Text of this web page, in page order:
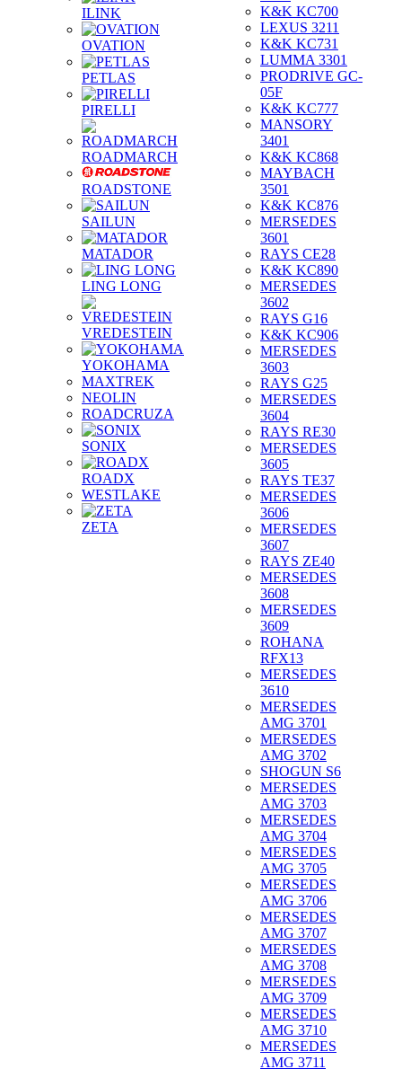
ILINK
OVATION
PETLAS
PIRELLI
ROADMARCH
ROADSTONE
SAILUN
MATADOR
LING LONG
VREDESTEIN
YOKOHAMA
MAXTREK
NEOLIN
ROADCRUZA
SONIX
ROADX
WESTLAKE
ZETA
K&K KC700
LEXUS 3211
K&K KC731
LUMMA 3301
PRODRIVE GC-
05F
K&K KC777
MANSORY
3401
K&K KC868
MAYBACH
3501
K&K KC876
MERSEDES
3601
RAYS CE28
K&K KC890
MERSEDES
3602
RAYS G16
K&K KC906
MERSEDES
3603
RAYS G25
MERSEDES
3604
RAYS RE30
MERSEDES
3605
RAYS TE37
MERSEDES
3606
MERSEDES
3607
RAYS ZE40
MERSEDES
3608
MERSEDES
3609
ROHANA
RFX13
MERSEDES
3610
MERSEDES
AMG 3701
MERSEDES
AMG 3702
SHOGUN S6
MERSEDES
AMG 3703
MERSEDES
AMG 3704
MERSEDES
AMG 3705
MERSEDES
AMG 3706
MERSEDES
AMG 3707
MERSEDES
AMG 3708
MERSEDES
AMG 3709
MERSEDES
AMG 3710
MERSEDES
AMG 3711